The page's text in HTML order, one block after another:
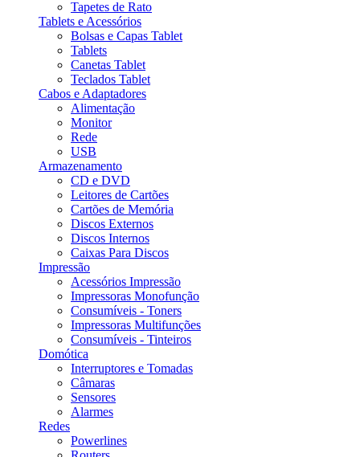
Tapetes de Rato
Tablets e Acessórios
Bolsas e Capas Tablet
Tablets
Canetas Tablet
Teclados Tablet
Cabos e Adaptadores
Alimentação
Monitor
Rede
USB
Armazenamento
CD e DVD
Leitores de Cartões
Cartões de Memória
Discos Externos
Discos Internos
Caixas Para Discos
Impressão
Acessórios Impressão
Impressoras Monofunção
Consumíveis - Toners
Impressoras Multifunções
Consumíveis - Tinteiros
Domótica
Interruptores e Tomadas
Câmaras
Sensores
Alarmes
Redes
Powerlines